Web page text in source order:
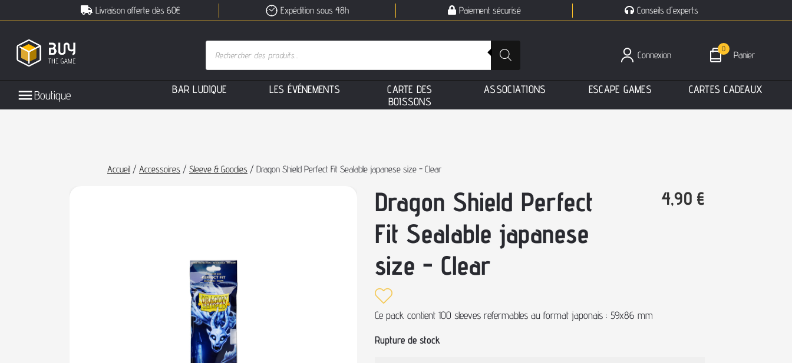
Livraison offerte dès 60€ Expédition sous 48h Paiement sécurisé Conseils d'experts
0
Panier
Connexion
Boutique BAR LUDIQUE LES ÉVÉNEMENTS CARTE DES
BOISSONS
ASSOCIATIONS ESCAPE GAMES CARTES CADEAUX
Accueil / Accessoires / Sleeve & Goodies / Dragon Shield Perfect Fit Sealable japanese size - Clear
Dragon Shield Perfect
Fit Sealable japanese
size - Clear
4,90 €
Ce pack contient 100 sleeves refermables au format japonais : 59x86 mm
Rupture de stock